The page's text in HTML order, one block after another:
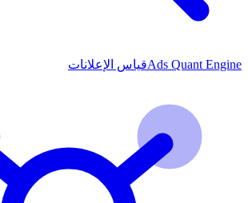
Ads Quant Engineقياس الإعلانات